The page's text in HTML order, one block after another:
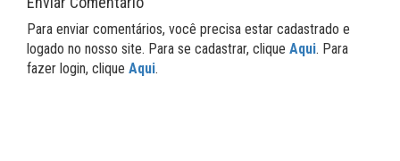
Para enviar comentários, você precisa estar cadastrado e
logado no nosso site. Para se cadastrar, clique Aqui. Para
fazer login, clique Aqui.